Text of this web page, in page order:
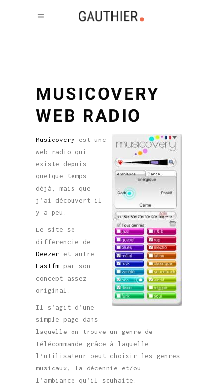
MUSICOVERY
WEB RADIO
Musicovery est une
web-radio qui
existe depuis
quelque temps
déjà, mais que
j’ai découvert il
y a peu.
Le site se
différencie de
Deezer et autre
Lastfm par son
concept assez
original.
Il s’agit d’une
simple page dans
laquelle on trouve un genre de
télécommande grâce à laquelle
l’utilisateur peut choisir les genres
musicaux, la décennie et/ou
l’ambiance qu’il souhaite.